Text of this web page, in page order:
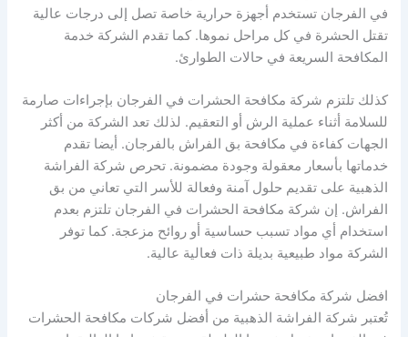
في الفرجان تستخدم أجهزة حرارية خاصة تصل إلى درجات عالية
تقتل الحشرة في كل مراحل نموها. كما تقدم الشركة خدمة
المكافحة السريعة في حالات الطوارئ.
كذلك تلتزم شركة مكافحة الحشرات في الفرجان بإجراءات صارمة
للسلامة أثناء عملية الرش أو التعقيم. لذلك تعد الشركة من أكثر
الجهات كفاءة في مكافحة بق الفراش بالفرجان. أيضا تقدم
خدماتها بأسعار معقولة وجودة مضمونة. تحرص شركة الفراشة
الذهبية على تقديم حلول آمنة وفعالة للأسر التي تعاني من بق
الفراش. إن شركة مكافحة الحشرات في الفرجان تلتزم بعدم
استخدام أي مواد تسبب حساسية أو روائح مزعجة. كما توفر
الشركة مواد طبيعية بديلة ذات فعالية عالية.
افضل شركة مكافحة حشرات في الفرجان
تُعتبر شركة الفراشة الذهبية من أفضل شركات مكافحة الحشرات